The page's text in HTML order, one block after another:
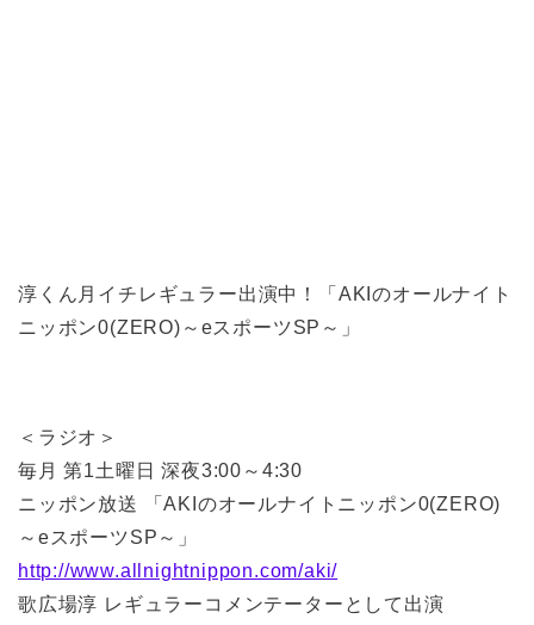
淳くん月イチレギュラー出演中！「AKIのオールナイト
ニッポン0(ZERO)～eスポーツSP～」
＜ラジオ＞
毎月 第1土曜日 深夜3:00～4:30
ニッポン放送 「AKIのオールナイトニッポン0(ZERO)
～eスポーツSP～」
http://www.allnightnippon.com/aki/
歌広場淳 レギュラーコメンテーターとして出演